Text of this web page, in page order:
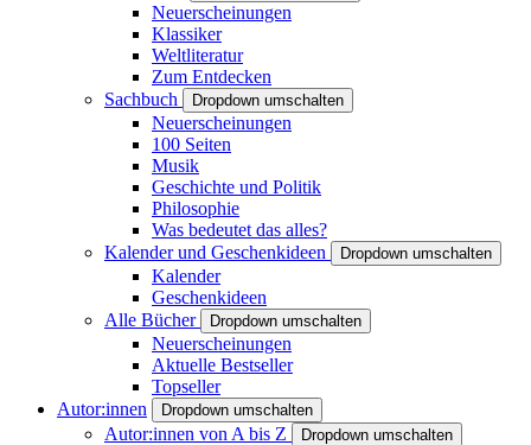
Neuerscheinungen
Klassiker
Weltliteratur
Zum Entdecken
Sachbuch
Dropdown umschalten
Neuerscheinungen
100 Seiten
Musik
Geschichte und Politik
Philosophie
Was bedeutet das alles?
Kalender und Geschenkideen
Dropdown umschalten
Kalender
Geschenkideen
Alle Bücher
Dropdown umschalten
Neuerscheinungen
Aktuelle Bestseller
Topseller
Autor:innen
Dropdown umschalten
Autor:innen von A bis Z Dropdown umschalten